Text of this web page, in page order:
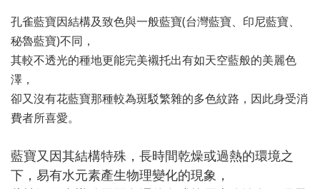
孔雀藍寶因結構及致色與一般藍寶(台灣藍寶、印尼藍寶、
秘魯藍寶)不同，
其較不透光的種地更能完美襯托出有如天空藍般的美麗色
澤，
卻又沒有花藍寶那種較為斑駁繁雜的多色紋路，因此身受消
費者所喜愛。
藍寶又因其結構特殊，長時間乾燥或過熱的環境之
下，易有水元素產生物理變化的現象，